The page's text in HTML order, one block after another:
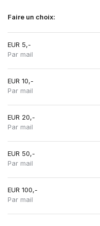
Faire un choix:
EUR 5,-
Par mail
EUR 10,-
Par mail
EUR 20,-
Par mail
EUR 50,-
Par mail
EUR 100,-
Par mail